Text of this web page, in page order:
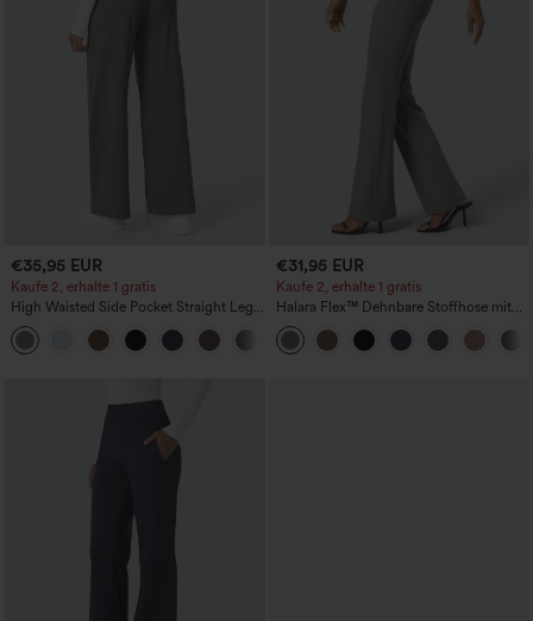
€35,95 EUR
Kaufe 2, erhalte 1 gratis
High Waisted Side Pocket Straight Leg
Work Pants
+23
€31,95 EUR
Kaufe 2, erhalte 1 gratis
Halara Flex™ Dehnbare Stoffhose mit
hohem Bund und Seitentasche hinten